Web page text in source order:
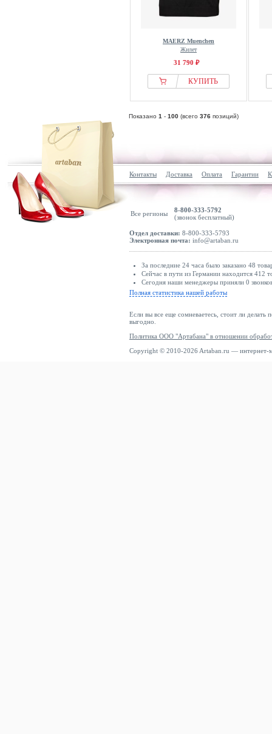
MAERZ Muenchen
Жилет
31 790 ₽
КУПИТЬ
Показано 1 - 100 (всего 376 позиций)
Контакты Доставка Оплата Гарантии
Все регионы
8-800-333-5792
(звонок бесплатный)
Отдел доставки: 8-800-333-5793
Электронная почта: info@artaban.ru
За последние 24 часа было заказано 48
Сейчас в пути из Германии находится 412
Сегодня наши менеджеры приняли 0
Полная статистика нашей работы
Если вы все еще сомневаетесь, стоит ли делать
выгодно.
Политика ООО "Артабана" в отношении
Copyright © 2010-2026 Artaban.ru — интернет-